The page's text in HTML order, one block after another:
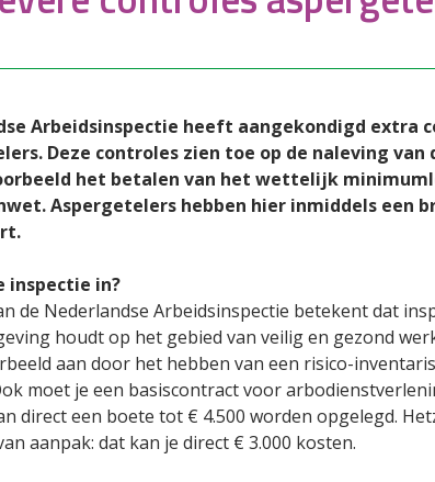
Arbeidsinspectie heeft aangekondigd extra
Deze controles zien toe op de naleving
het betalen van het wettelijk
Aspergetelers hebben hier inmiddels een
inspectie in?
de Nederlandse Arbeidsinspectie betekent dat
houdt op het gebied van veilig en gezond
aan door het hebben van een risico-
moet je een basiscontract voor
direct een boete tot € 4.500 worden opgelegd.
aanpak: dat kan je direct € 3.000 kosten.